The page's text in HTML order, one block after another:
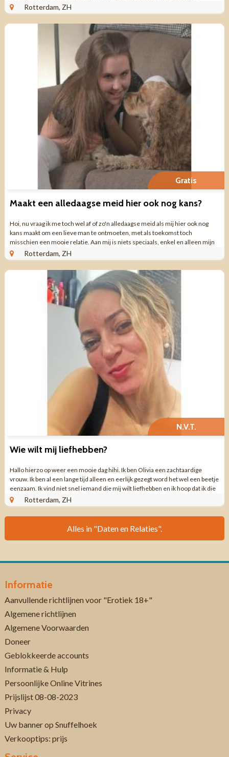
terrasjes ...Rotterdam, ZH
Gratis
Maakt een alledaagse meid hier ook nog kans?
Hoi, nu vraag ik me toch wel af of zo'n alledaagse meid als mij hier ook nog
kans maakt om een lieve man te ontmoeten, met als toekomst toch
misschien een mooie relatie. Aan mij is niets speciaals, enkel en alleen mijn
passie voor ...
Rotterdam, ZH
N.V.T.
Wie wilt mij liefhebben?
Hallo hierzo op weer een mooie dag hihi. Ik ben Olivia een zachtaardige
vrouw. Ik ben al een lange tijd alleen en eerlijk gezegt word het wel een beetje
eenzaam. Ik vind niet snel iemand die mij wilt liefhebben en ik hoop dat ik die
...
Rotterdam, ZH
Alles in "Daten en Relaties".
Informatie
Aanvullende richtlijnen voor "Erotiek 18+"
Algemene richtlijnen
Algemene Voorwaarden
Doneer
Geblokkeerde accounts
Informatie & Hulp
Persoonlijke Online Vitrines
Prijslijst 08-08-2023
Privacy
Uw banner op Snuffelhoek
Verkooptips: prijs